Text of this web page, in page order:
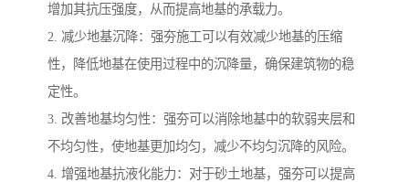
增加其抗压强度，从而提高地基的承载力。
2. 减少地基沉降：强夯施工可以有效减少地基的压缩
性，降低地基在使用过程中的沉降量，确保建筑物的稳
定性。
3. 改善地基均匀性：强夯可以消除地基中的软弱夹层和
不均匀性，使地基更加均匀，减少不均匀沉降的风险。
4. 增强地基抗液化能力：对于砂土地基，强夯可以提高